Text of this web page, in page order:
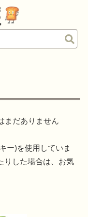
まだありません
ー)を使用していま
りした場合は、お気